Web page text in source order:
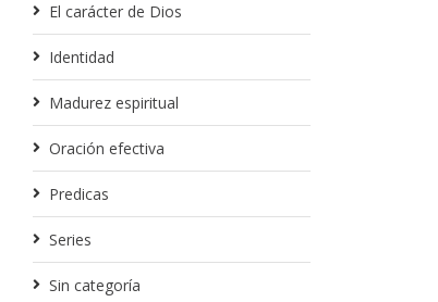
El carácter de Dios
Identidad
Madurez espiritual
Oración efectiva
Predicas
Series
Sin categoría